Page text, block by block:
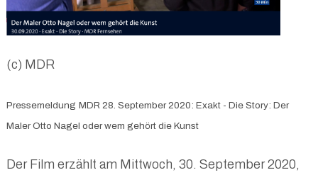
(c) MDR
Pressemeldung MDR 28. September 2020: Exakt - Die Story: Der
Maler Otto Nagel oder wem gehört die Kunst
Der Film erzählt am Mittwoch, 30. September 2020,